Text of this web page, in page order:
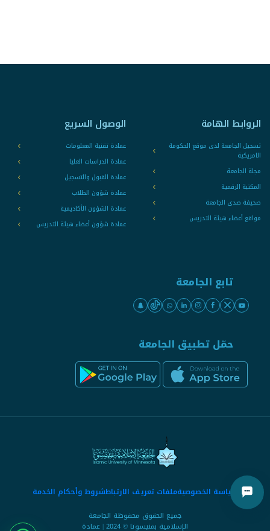
الروابط الهامة
تسجيل الجامعة لدى موقع الحكومة
الامريكية
مجلة الجامعة
المكتبة الرقمية
صحيفة صدى الجامعة
مواقع أعضاء هيئة التدريس
الوصول السريع
عمادة تقنية المعلومات
عمادة الدراسات العليا
عمادة القبول والتسجيل
عمادة شؤون الطلاب
عمادة الشؤون الأكاديمية
عمادة شؤون أعضاء هيئة التدريس
تابع الجامعة
حمّل تطبيق الجامعة
سياسة الخصوصيةملفات تعريف الارتباطشروط وأحكام الخدمة
جميع الحقوق محفوظة الجامعة
الإسلامية بمنيسوتا © 2024 | عمادة